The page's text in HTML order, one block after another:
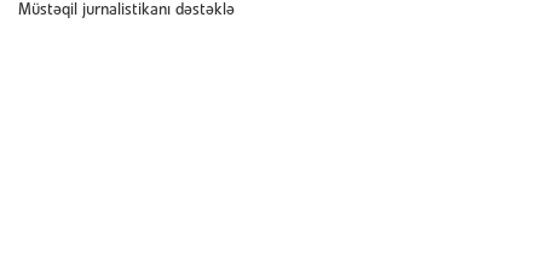
Müstəqil jurnalistikanı dəstəklə